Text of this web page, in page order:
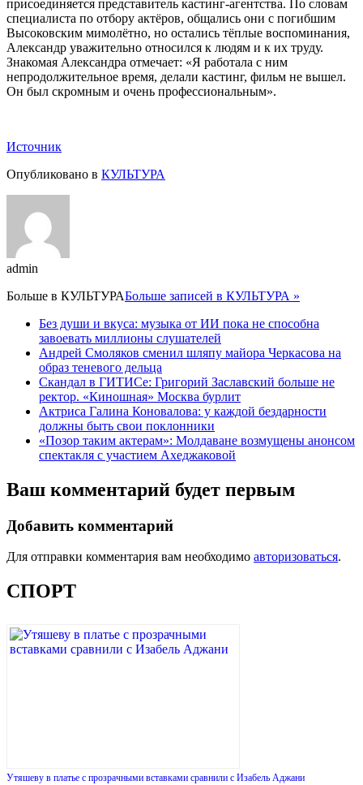
присоединяется представитель кастинг-агентства. По словам
специалиста по отбору актёров, общались они с погибшим
Высоковским мимолётно, но остались тёплые воспоминания,
Александр уважительно относился к людям и к их труду.
Знакомая Александра отмечает: «Я работала с ним
непродолжительное время, делали кастинг, фильм не вышел.
Он был скромным и очень профессиональным».
Источник
Опубликовано в КУЛЬТУРА
admin
Больше в КУЛЬТУРАБольше записей в КУЛЬТУРА »
Без души и вкуса: музыка от ИИ пока не способна
завоевать миллионы слушателей
Андрей Смоляков сменил шляпу майора Черкасова на
образ теневого дельца
Скандал в ГИТИСе: Григорий Заславский больше не
ректор. «Киношная» Москва бурлит
Актриса Галина Коновалова: у каждой бездарности
должны быть свои поклонники
«Позор таким актерам»: Молдаване возмущены анонсом
спектакля с участием Ахеджаковой
Ваш комментарий будет первым
Добавить комментарий
Для отправки комментария вам необходимо авторизоваться.
СПОРТ
Утяшеву в платье с прозрачными вставками сравнили с Изабель Аджани